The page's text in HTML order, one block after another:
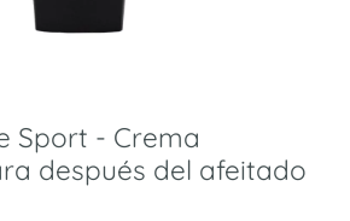
Sport - Crema
después del afeitado